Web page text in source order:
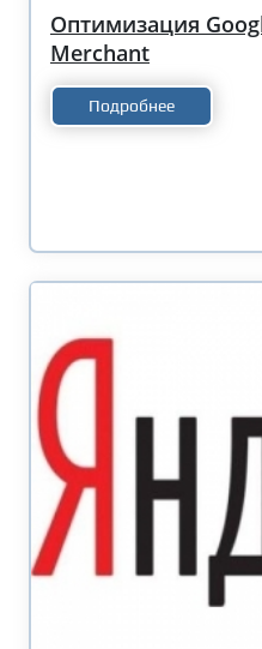
Оптимизация
Merchant
Подробнее